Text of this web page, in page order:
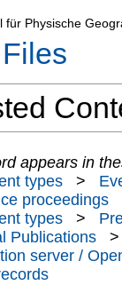
für Physische
Files
appears in
types
>
proceedings
types
>
Publications
>
server /